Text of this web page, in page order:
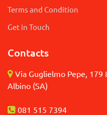
Terms and Condition
Get in Touch
Contacts
Via Guglielmo Pepe,
Albino (SA)
081 515 7394